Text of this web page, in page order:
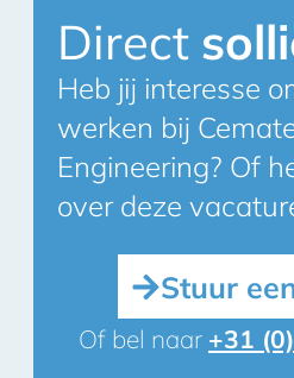
Direct
Heb jij interesse
werken bij
Engineering? Of
over deze
Stuur
Of bel naar +31